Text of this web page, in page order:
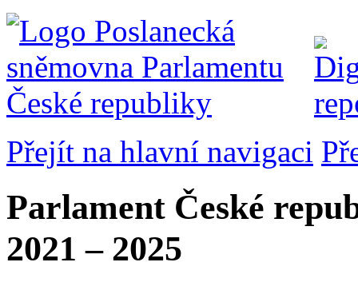
Přejít na hlavní navigaci
Parlament České
2021 – 2025